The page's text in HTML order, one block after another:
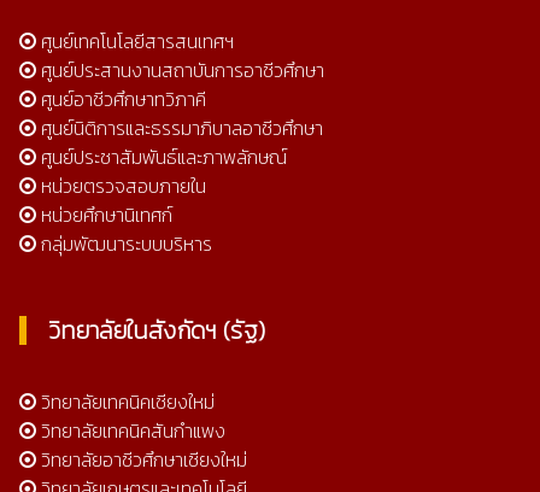
ศูนย์เทคโนโลยีสารสนเทศฯ
ศูนย์ประสานงานสถาบันการอาชีวศึกษา
ศูนย์อาชีวศึกษาทวิภาคี
ศูนย์นิติการและธรรมาภิบาลอาชีวศึกษา
ศูนย์ประชาสัมพันธ์และภาพลักษณ์
หน่วยตรวจสอบภายใน
หน่วยศึกษานิเทศก์
กลุ่มพัฒนาระบบบริหาร
วิทยาลัยในสังกัดฯ (รัฐ)
วิทยาลัยเทคนิคเชียงใหม่
วิทยาลัยเทคนิคสันกำแพง
วิทยาลัยอาชีวศึกษาเชียงใหม่